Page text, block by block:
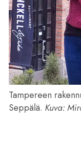
Tampereen
Seppälä. Kuva: